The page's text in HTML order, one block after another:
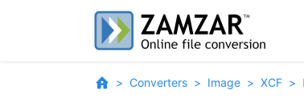
Converters Image XCF